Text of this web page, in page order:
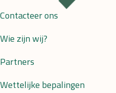
Contacteer ons
Wie zijn wij?
Partners
Wettelijke bepalingen